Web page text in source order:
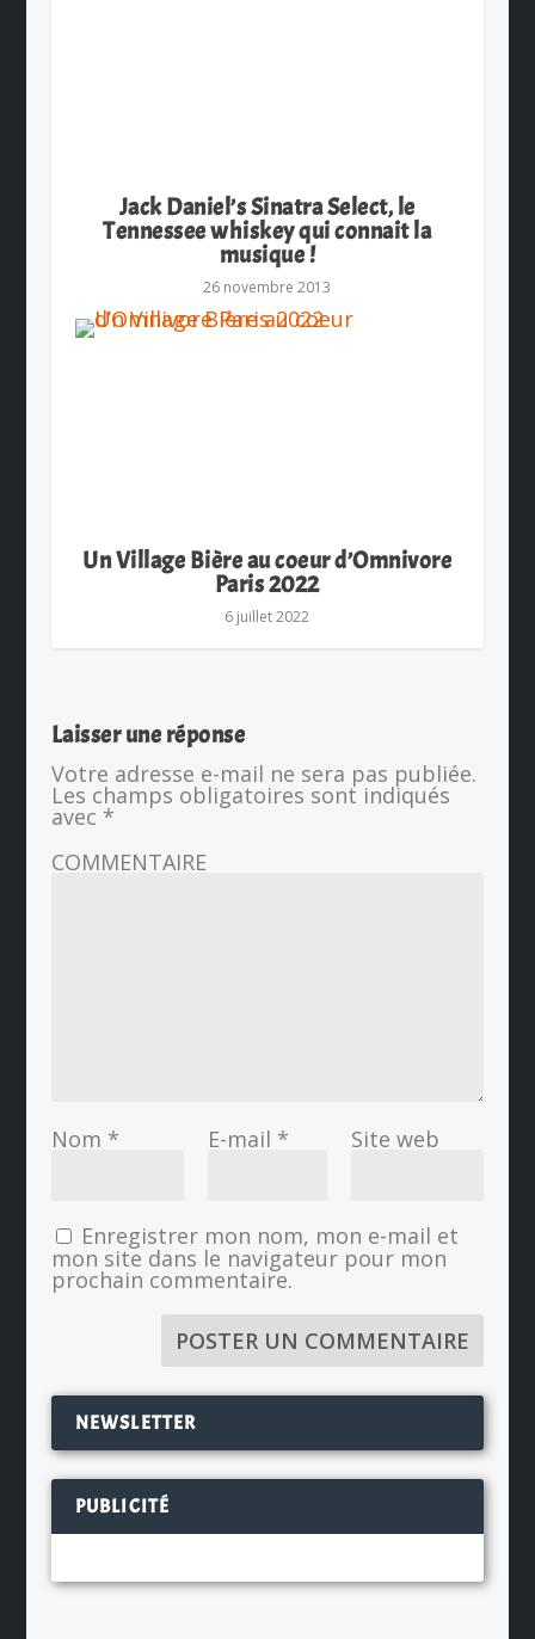
Jack Daniel’s Sinatra Select, le
Tennessee whiskey qui connait la
musique !
26 novembre 2013
Un Village Bière au coeur d’Omnivore
Paris 2022
6 juillet 2022
Laisser une réponse
Votre adresse e-mail ne sera pas publiée.
Les champs obligatoires sont indiqués
avec *
COMMENTAIRE
Nom * E-mail * Site web
Enregistrer mon nom, mon e-mail et
mon site dans le navigateur pour mon
prochain commentaire.
NEWSLETTER
PUBLICITÉ